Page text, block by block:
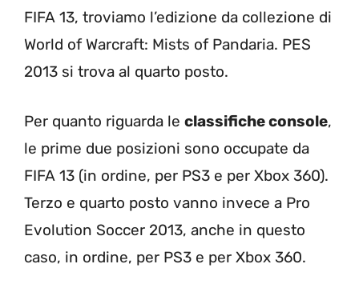
FIFA 13, troviamo l’edizione da collezione di
World of Warcraft: Mists of Pandaria. PES
2013 si trova al quarto posto.
Per quanto riguarda le classifiche console,
le prime due posizioni sono occupate da
FIFA 13 (in ordine, per PS3 e per Xbox 360).
Terzo e quarto posto vanno invece a Pro
Evolution Soccer 2013, anche in questo
caso, in ordine, per PS3 e per Xbox 360.